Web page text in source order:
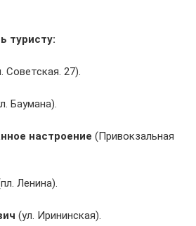
туристу:
Советская. 27).
Баумана).
настроение (Привокзальная
Ленина).
(ул. Ирининская).